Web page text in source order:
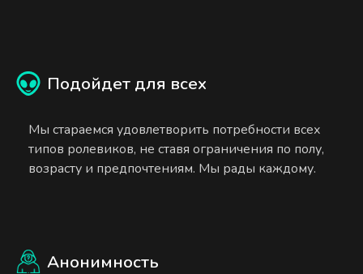
Подойдет для всех
Мы стараемся удовлетворить потребности всех
типов ролевиков, не ставя ограничения по полу,
возрасту и предпочтениям. Мы рады каждому.
Анонимность